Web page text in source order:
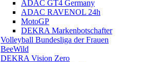
ADAC GT4 Germany
ADAC RAVENOL 24h
MotoGP
DEKRA Markenbotschafter
Volleyball Bundesliga der Frauen
BeeWild
DEKRA Vision Zero